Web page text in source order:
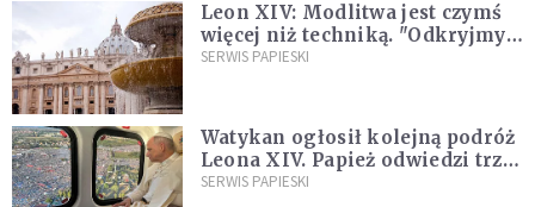
Leon XIV: Modlitwa jest czymś
więcej niż techniką. "Odkryjmy
ją na nowo"
SERWIS PAPIESKI
Watykan ogłosił kolejną podróż
Leona XIV. Papież odwiedzi trzy
kraje Ameryki Południowej
SERWIS PAPIESKI